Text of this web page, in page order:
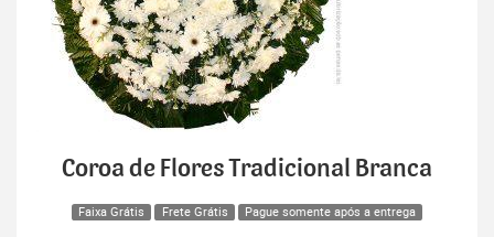
Coroa de Flores Tradicional Branca
Faixa Grátis Frete Grátis Pague somente após a entrega